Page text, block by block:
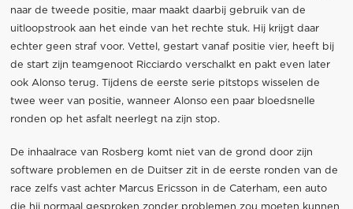
naar de tweede positie, maar maakt daarbij gebruik van de
uitloopstrook aan het einde van het rechte stuk. Hij krijgt daar
echter geen straf voor. Vettel, gestart vanaf positie vier, heeft bij
de start zijn teamgenoot Ricciardo verschalkt en pakt even later
ook Alonso terug. Tijdens de eerste serie pitstops wisselen de
twee weer van positie, wanneer Alonso een paar bloedsnelle
ronden op het asfalt neerlegt na zijn stop.
De inhaalrace van Rosberg komt niet van de grond door zijn
software problemen en de Duitser zit in de eerste ronden van de
race zelfs vast achter Marcus Ericsson in de Caterham, een auto